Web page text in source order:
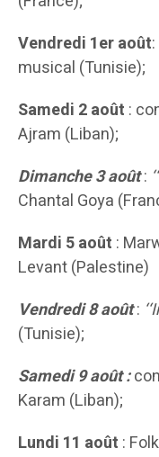
Vendredi 1er août:
musical (Tunisie);
Samedi 2 août :
Ajram (Liban);
Dimanche 3 août:
Chantal Goya
Mardi 5 août :
Levant (Palestine)
Vendredi 8 août:
(Tunisie);
Samedi 9 août :
Karam (Liban);
Lundi 11 août :